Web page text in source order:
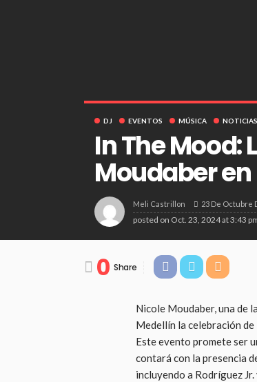
DJ EVENTOS MÚSICA NOTICIAS
In The Mood:
Moudaber
Meli Castrillon 23 De Octubre
posted on Oct. 23, 2024 at 3:43
0 Share
Nicole Moudaber, una de
Medellín la celebración
Este evento promete ser
contará con la presencia
incluyendo a Rodríguez